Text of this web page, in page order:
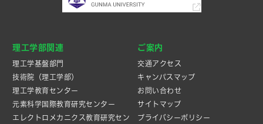
理工学部関連
理工学基盤部門
技術院（理工学部）
理工学教育センター
元素科学国際教育研究センター
エレクトロメカニクス教育研究セン
ご案内
交通アクセス
キャンパスマップ
お問い合わせ
サイトマップ
プライバシーポリシー